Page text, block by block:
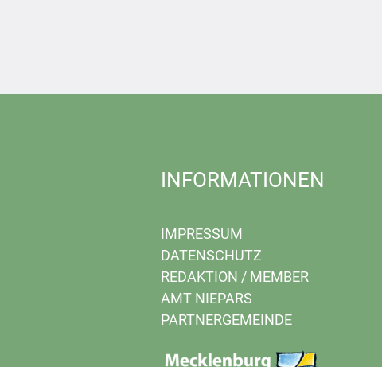
INFORMATIONEN
IMPRESSUM
DATENSCHUTZ
REDAKTION / MEMBER
AMT NIEPARS
PARTNERGEMEINDE